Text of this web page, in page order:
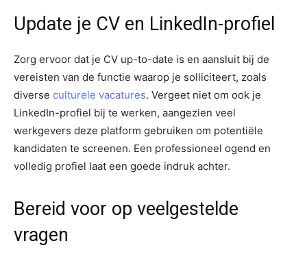
Update je CV en LinkedIn-profiel
Zorg ervoor dat je CV up-to-date is en aansluit bij de
vereisten van de functie waarop je solliciteert, zoals
diverse culturele vacatures. Vergeet niet om ook je
LinkedIn-profiel bij te werken, aangezien veel
werkgevers deze platform gebruiken om potentiële
kandidaten te screenen. Een professioneel ogend en
volledig profiel laat een goede indruk achter.
Bereid voor op veelgestelde
vragen